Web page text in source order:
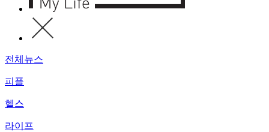
전체뉴스
피플
헬스
라이프